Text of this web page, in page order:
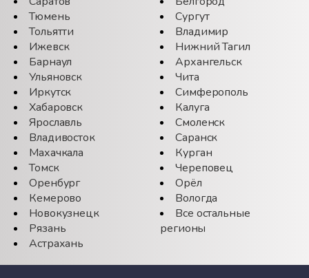
Тюмень
Тольятти
Ижевск
Барнаул
Ульяновск
Иркутск
Хабаровск
Ярославль
Владивосток
Махачкала
Томск
Оренбург
Кемерово
Новокузнецк
Рязань
Астрахань
Сургут
Владимир
Нижний Тагил
Архангельск
Чита
Симферополь
Калуга
Смоленск
Саранск
Курган
Череповец
Орёл
Вологда
Все остальные
регионы